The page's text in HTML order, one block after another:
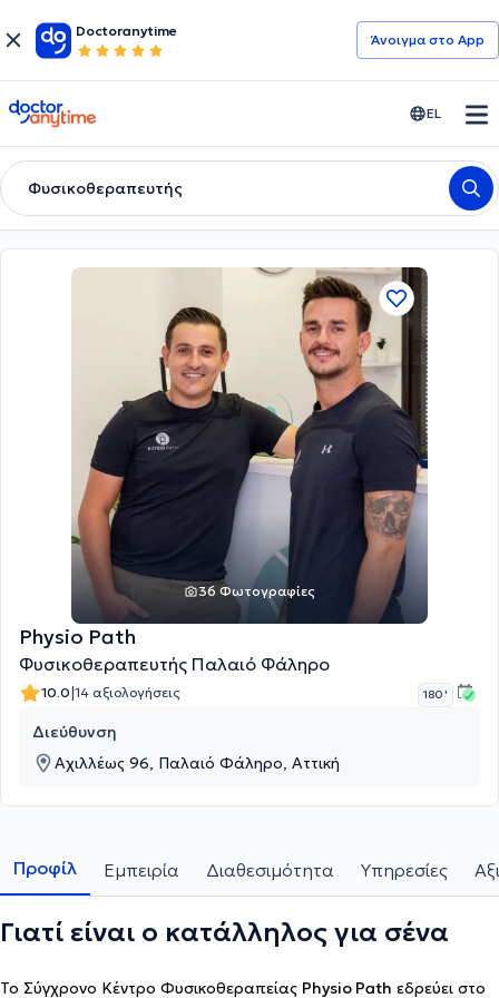
Doctoranytime
Άνοιγμα στο App
doctoranytime EL
Φυσικοθεραπευτής
36 Φωτογραφίες
Physio Path
Φυσικοθεραπευτής Παλαιό Φάληρο
10.0|14 αξιολογήσεις 180 '
Διεύθυνση
Αχιλλέως 96, Παλαιό Φάληρο, Αττική
Προφίλ Εμπειρία Διαθεσιμότητα Υπηρεσίες
Γιατί είναι ο κατάλληλος για σένα
Το Σύγχρονο Κέντρο Φυσικοθεραπείας Physio Path εδρεύει στο